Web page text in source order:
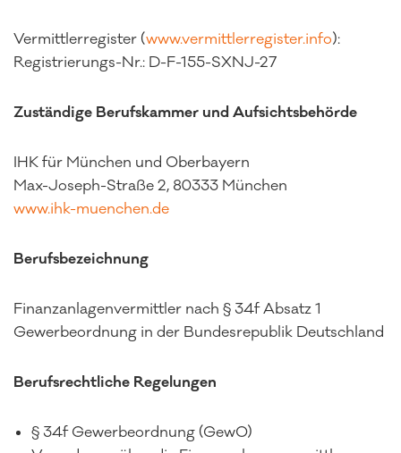
Vermittlerregister (www.vermittlerregister.info):
Registrierungs-Nr.: D-F-155-SXNJ-27
Zuständige Berufskammer und Aufsichtsbehörde
IHK für München und Oberbayern
Max-Joseph-Straße 2, ‎80333 München
www.ihk-muenchen.de
Berufsbezeichnung
Finanzanlagenvermittler nach § 34f Absatz 1
Gewerbeordnung in der Bundesrepublik Deutschland
Berufsrechtliche Regelungen
§ 34f Gewerbeordnung (GewO)